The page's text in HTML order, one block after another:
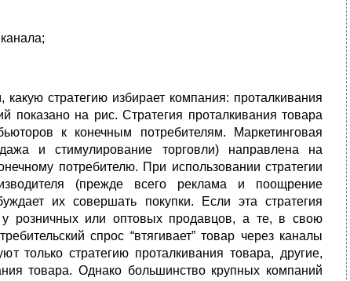
стратегию избирает компания: проталкивания
показано на рис. Стратегия проталкивания товара
к конечным потребителям. Маркетинговая
и стимулирование торговли) направлена на
потребителю. При использовании стратегии
(прежде всего реклама и поощрение
их совершать покупки. Если эта стратегия
у розничных или оптовых продавцов, а те, в свою
спрос “втягивает” товар через каналы
только стратегию проталкивания товара, другие,
товара. Однако большинство крупных компаний